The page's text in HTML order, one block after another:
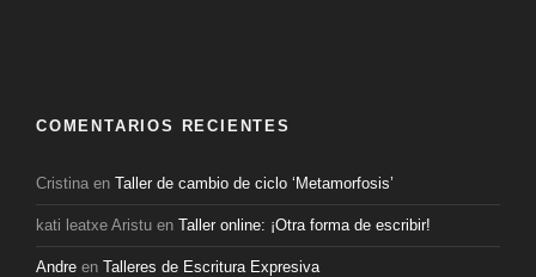
COMENTARIOS RECIENTES
Cristina en Taller de cambio de ciclo ‘Metamorfosis’
kati leatxe Aristu en Taller online: ¡Otra forma de escribir!
Andre en Talleres de Escritura Expresiva